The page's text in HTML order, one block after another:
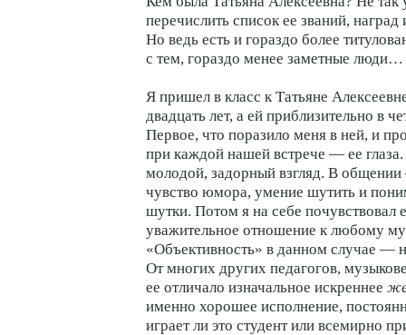
перечислить список ее званий,
Но ведь есть и гораздо более
с тем, гораздо менее заметные люди…
Я пришел в класс к Татьяне
двадцать лет, а ей приблизительно в
Первое, что поразило меня в ней, и
при каждой нашей встрече — ее
молодой, задорный взгляд. В
чувство юмора, умение шутить и
шутки. Потом я на себе почувствовал
уважительное отношение к любому
«Объективность» в данном случае —
От многих других педагогов,
ее отличало изначальное искреннее
именно хорошее исполнение,
играет ли это студент или всемирно